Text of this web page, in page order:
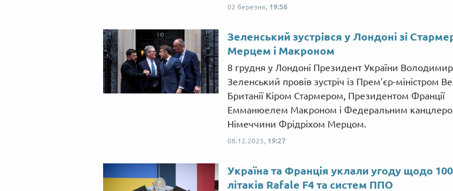
02 березня, 19:56
Зеленський зустрівся у Лондоні зі
Мерцем і Макроном
8 грудня у Лондоні Президент України Володимир
Зеленський провів зустріч із Премʼєр-міністром
Британії Кіром Стармером, Президентом Франції
Емманюелем Макроном і Федеральним
Німеччини Фрідріхом Мерцом.
08.12.2025, 19:27
Україна та Франція уклали угоду щодо 100
літаків Rafale F4 та систем ППО